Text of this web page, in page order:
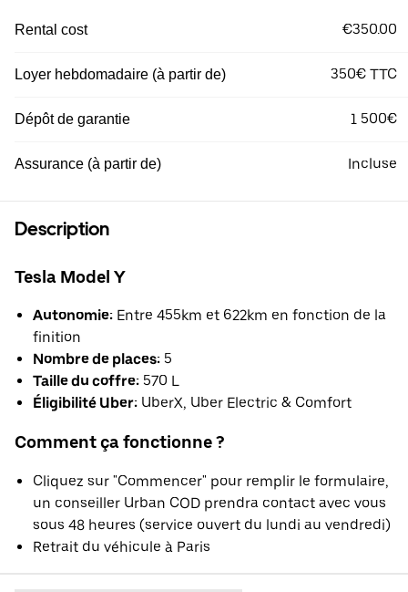
Rental cost €350.00
Loyer hebdomadaire (à partir de) 350€ TTC
Dépôt de garantie 1 500€
Assurance (à partir de) Incluse
Description
Tesla Model Y
Autonomie: Entre 455km et 622km en fonction de la
finition
Nombre de places: 5
Taille du coffre: 570 L
Éligibilité Uber: UberX, Uber Electric & Comfort
Comment ça fonctionne ?
Cliquez sur "Commencer" pour remplir le formulaire,
un conseiller Urban COD prendra contact avec vous
sous 48 heures (service ouvert du lundi au vendredi)
Retrait du véhicule à Paris